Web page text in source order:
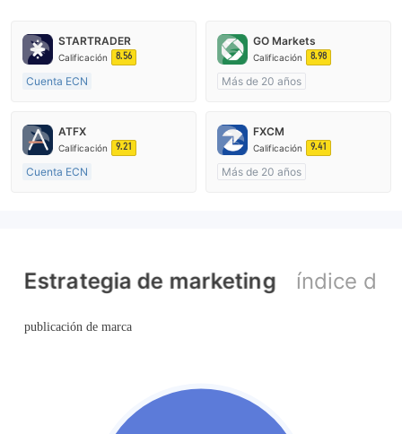
STARTRADER
Calificación 8.56
Cuenta ECN
Supervisión en Australia
GO Markets
Calificación 8.98
Más de 20 años
cTrader
ATFX
Calificación 9.21
Cuenta ECN
FXCM
Calificación 9.41
Más de 20 años
Estrategia de marketing índice de